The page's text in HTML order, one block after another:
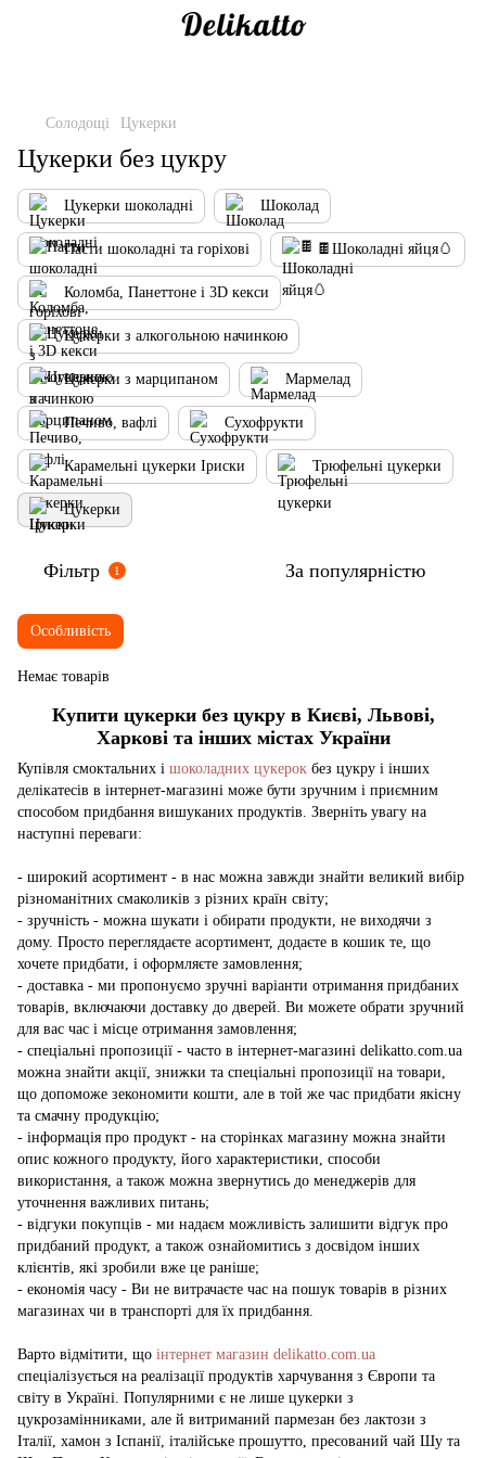
Солодощі Цукерки
Цукерки без цукру
Цукерки шоколадні Шоколад
Пасти шоколадні та горіхові 🍫Шоколадні яйця🥚
Коломба, Панеттоне і 3D кекси
Цукерки з алкогольною начинкою
Цукерки з марципаном Мармелад
Печиво, вафлі Сухофрукти
Карамельні цукерки Іриски Трюфельні цукерки
Цукерки
Фільтр 1 За популярністю
Особливість
Немає товарів
Купити цукерки без цукру в Києві, Львові,
Харкові та інших містах України
Купівля смоктальних і шоколадних цукерок без цукру і інших
делікатесів в інтернет-магазині може бути зручним і приємним
способом придбання вишуканих продуктів. Зверніть увагу на
наступні переваги:
- широкий асортимент - в нас можна завжди знайти великий вибір
різноманітних смаколиків з різних країн світу;
- зручність - можна шукати і обирати продукти, не виходячи з
дому. Просто переглядаєте асортимент, додаєте в кошик те, що
хочете придбати, і оформляєте замовлення;
- доставка - ми пропонуємо зручні варіанти отримання придбаних
товарів, включаючи доставку до дверей. Ви можете обрати зручний
для вас час і місце отримання замовлення;
- спеціальні пропозиції - часто в інтернет-магазині delikatto.com.ua
можна знайти акції, знижки та спеціальні пропозиції на товари,
що допоможе зекономити кошти, але в той же час придбати якісну
та смачну продукцію;
- інформація про продукт - на сторінках магазину можна знайти
опис кожного продукту, його характеристики, способи
використання, а також можна звернутись до менеджерів для
уточнення важливих питань;
- відгуки покупців - ми надаєм можливість залишити відгук про
придбаний продукт, а також ознайомитись з досвідом інших
клієнтів, які зробили вже це раніше;
- економія часу - Ви не витрачаєте час на пошук товарів в різних
магазинах чи в транспорті для їх придбання.
Варто відмітити, що інтернет магазин delikatto.com.ua
спеціалізується на реалізації продуктів харчування з Європи та
світу в Україні. Популярними є не лише цукерки з
цукрозамінниками, але й витриманий пармезан без лактози з
Італії, хамон з Іспанії, італійське прошутто, пресований чай Шу та